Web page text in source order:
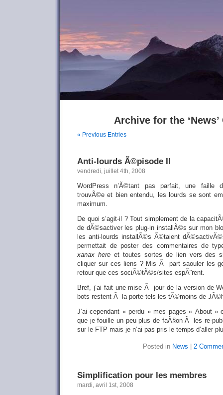
Archive for the
« Previous Entries
Anti-lourds Ã©pisode II
vendredi, juillet 4th, 2008
WordPress n’Ã©tant pas parfait, une
trouvÃ©e et bien entendu, les lourds se sont
maximum.
De quoi s’agit-il ? Tout simplement de la
de dÃ©sactiver les plug-in installÃ©s sur mon
les anti-lourds installÃ©s Ã©taient
permettait de poster des commentaires de
xanax hereet toutes sortes de lien vers des
cliquer sur ces liens ? Mis Ã part saouler les
retour que ces sociÃ©tÃ©s/sites espÃ¨rent.
Bref, j’ai fait une mise Ã jour de la version de
bots restent Ã la porte tels les tÃ©moins de
J’ai cependant « perdu » mes pages « About
que je fouille un peu plus de faÃ§on Ã les re-
sur le FTP mais je n’ai pas pris le temps d’aller
Posted in News 2
Simplification pour les membres
mardi, avril 1st, 2008